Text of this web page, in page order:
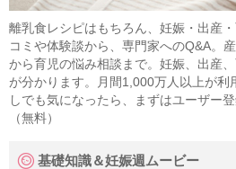
離乳食レシピはもちろん、妊娠・出産
コミや体験談から、専門家へのQ&A。
から育児の悩み相談まで。妊娠、出産
が分かります。月間1,000万人以上が利
しでも気になったら、まずはユーザー
（無料）
基礎知識＆妊娠週ムービー